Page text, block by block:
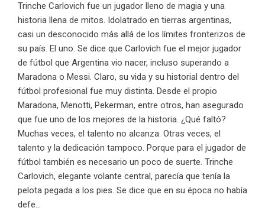
Trinche Carlovich fue un jugador lleno de magia y una
historia llena de mitos. Idolatrado en tierras argentinas,
casi un desconocido más allá de los límites fronterizos de
su país. El uno. Se dice que Carlovich fue el mejor jugador
de fútbol que Argentina vio nacer, incluso superando a
Maradona o Messi. Claro, su vida y su historial dentro del
fútbol profesional fue muy distinta. Desde el propio
Maradona, Menotti, Pekerman, entre otros, han asegurado
que fue uno de los mejores de la historia. ¿Qué faltó?
Muchas veces, el talento no alcanza. Otras veces, el
talento y la dedicación tampoco. Porque para el jugador de
fútbol también es necesario un poco de suerte. Trinche
Carlovich, elegante volante central, parecía que tenía la
pelota pegada a los pies. Se dice que en su época no había
defe...